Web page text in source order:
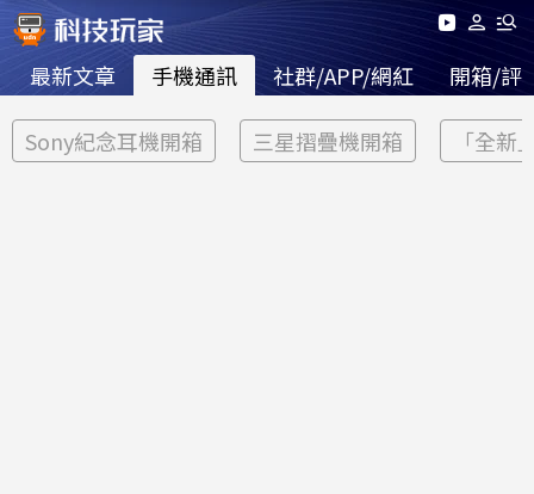
最新文章 手機通訊 社群/APP/網紅 開箱/評
Sony紀念耳機開箱 三星摺疊機開箱 「全新